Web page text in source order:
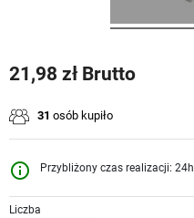
21,98 zł Brutto
31 osób kupiło
info_outline Przybliżony czas realizacji: 24h
Liczba